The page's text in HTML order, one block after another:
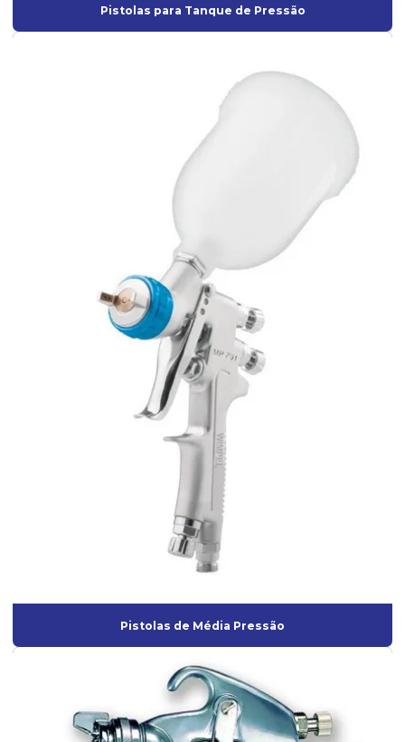
Lixadeira roto orbital a venda
Mangueira industrial para ar comprimido
Onde comprar aerógrafo para maquiagem
Pistola para emborrachamento
Pistola de pintura de alta pressão
Pistola de pintura de ar direto
Pistola de pintura ar direto profissional
Pistola de pintura de gravidade ar direto
Pistola de pintura gravidade hvlp
Pistola de pintura hvlp profissional
Pistola de pintura para tanque de pressão
Pistola Pulverizadora elétrica
Pistola pulverizadora elétrica para pintura
Pistola pulverizadora elétrica profissional
Pistolas de Baixa pressão
Pistolas para Tanque de Pressão
Pistolas de Média Pressão